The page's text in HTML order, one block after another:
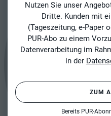
Nutzen Sie unser
Dritte. Kunden mit
(Tageszeitung, e-Paper
PUR-Abo zu einem
Datenverarbeitung im
in der
ZUM
Bereits PUR-